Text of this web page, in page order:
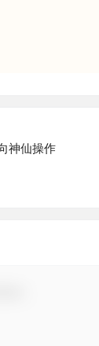
神仙操作